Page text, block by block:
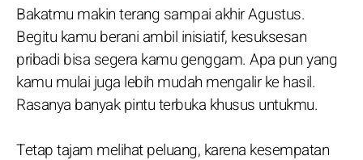
Bakatmu makin terang sampai akhir Agustus.
Begitu kamu berani ambil inisiatif, kesuksesan
pribadi bisa segera kamu genggam. Apa pun yang
kamu mulai juga lebih mudah mengalir ke hasil.
Rasanya banyak pintu terbuka khusus untukmu.
Tetap tajam melihat peluang, karena kesempatan